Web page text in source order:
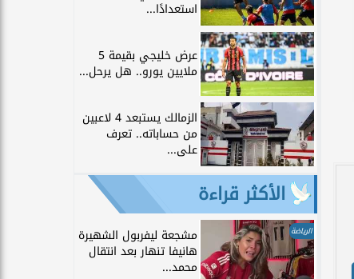
استعدادًا...
عرض خليجي بقيمة 5
ملايين يورو.. هل يرحل...
الزمالك يستبعد 4 لاعبين
من حساباته.. تعرف
على...
الأكثر قراءة
الرياضة مشجعة ليفربول الشهيرة
هانيفا تنهار بعد انتقال
محمد...